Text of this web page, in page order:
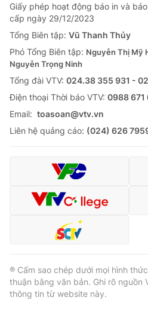
Giấy phép hoạt động báo in và
cấp ngày 29/12/2023
Tổng Biên tập: Vũ Thanh Thủy
Phó Tổng Biên tập: Nguyễn Thị Mỹ
Nguyễn Trọng Ninh
Tổng đài VTV: 024.38 355 931 -
Ðiện thoại Thời báo VTV: 0988 671
Email: toasoan@vtv.vn
Liên hệ quảng cáo: (024) 626
® Cấm sao chép dưới mọi hình
thuận bằng văn bản. Ghi rõ nguồn
thông tin từ website này.